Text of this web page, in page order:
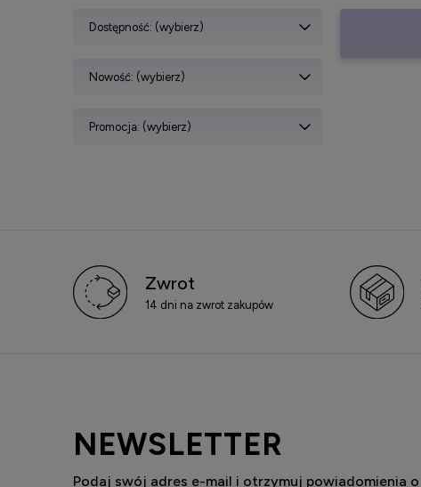
Dostępność: (wybierz)
Nowość: (wybierz)
Promocja: (wybierz)
Zwrot
14 dni na zwrot zakupów
NEWSLETTER
Podaj swój adres e-mail i otrzymuj powiadomienia o